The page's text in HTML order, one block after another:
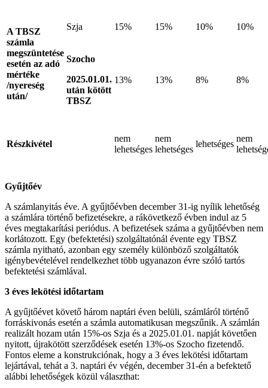
A TBSZ
számla
megszüntetése
esetén az adó
mértéke
/nyereség
után/
Szja 15% 15% 10% 10%
Szocho
2025.01.01.
után kötött
TBSZ
13% 13% 8% 8%
Részkivétel
nem
lehetséges
nem
lehetséges
lehetséges
nem
Gyűjtőév
A számlanyitás éve. A gyűjtőévben december 31-ig nyílik lehetőség
a számlára történő befizetésekre, a rákövetkező évben indul az 5
éves megtakarítási periódus. A befizetések száma a gyűjtőévben nem
korlátozott. Egy (befektetési) szolgáltatónál évente egy TBSZ
számla nyitható, azonban egy személy különböző szolgáltatók
igénybevételével rendelkezhet több ugyanazon évre szóló tartós
befektetési számlával.
3 éves lekötési időtartam
A gyűjtőévet követő három naptári éven belüli, számláról történő
forráskivonás esetén a számla automatikusan megszűnik. A számlán
realizált hozam után 15%-os Szja és a 2025.01.01. napját követően
nyitott, újrakötött szerződések esetén 13%-os Szocho fizetendő.
Fontos eleme a konstrukciónak, hogy a 3 éves lekötési időtartam
lejártával, tehát a 3. naptári év végén, december 31-én a befektető
alábbi lehetőségek közül választhat: